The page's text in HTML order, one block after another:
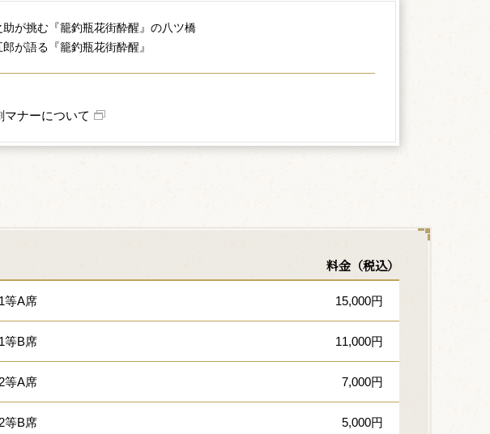
助が挑む『籠釣瓶花街酔醒』の八ツ橋
郎が語る『籠釣瓶花街酔醒』
ナーについて
料金（税込）
1等A席 15,000円
1等B席 11,000円
2等A席 7,000円
2等B席 5,000円